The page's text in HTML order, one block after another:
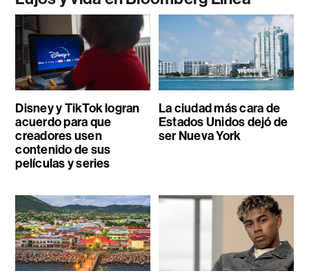
Disney y TikTok logran
acuerdo para que
creadores usen
contenido de sus
películas y series
La ciudad más cara de
Estados Unidos dejó de
ser Nueva York